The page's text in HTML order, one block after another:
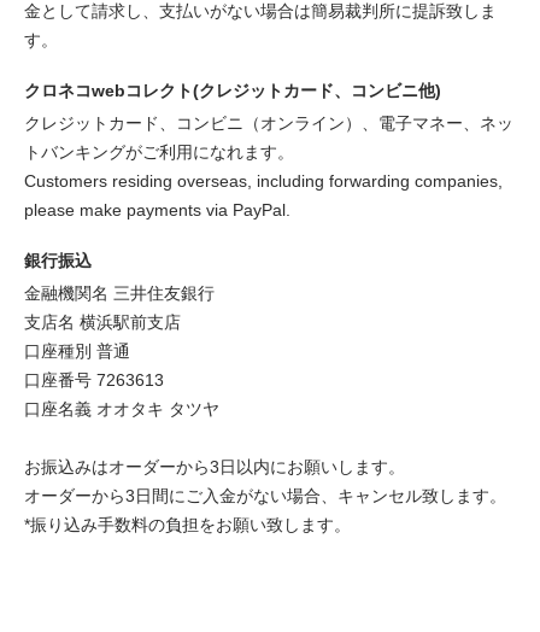
金として請求し、支払いがない場合は簡易裁判所に提訴致しま
す。
クロネコwebコレクト(クレジットカード、コンビニ他)
クレジットカード、コンビニ（オンライン）、電子マネー、ネッ
トバンキングがご利用になれます。
Customers residing overseas, including forwarding companies,
please make payments via PayPal.
銀行振込
金融機関名 三井住友銀行
支店名 横浜駅前支店
口座種別 普通
口座番号 7263613
口座名義 オオタキ タツヤ
お振込みはオーダーから3日以内にお願いします。
オーダーから3日間にご入金がない場合、キャンセル致します。
*振り込み手数料の負担をお願い致します。